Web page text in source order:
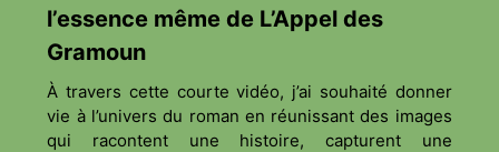
l’essence même de L’Appel des
Gramoun
À travers cette courte vidéo, j’ai souhaité donner
vie à l’univers du roman en réunissant des images
qui racontent une histoire, capturent une